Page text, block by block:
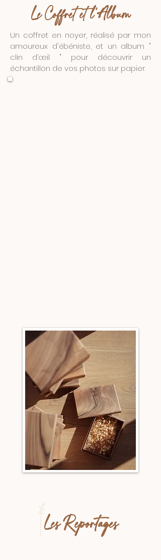
Le Coffret et l'Album
Un coffret en noyer, réalisé par mon
amoureux d'ébéniste, et un album "
clin d’œil " pour découvrir un
échantillon de vos photos sur papier.
Les Reportages